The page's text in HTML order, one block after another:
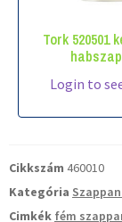
Tork 520501
Login to
Cikkszám 460010
Kategória
Cimkék fém